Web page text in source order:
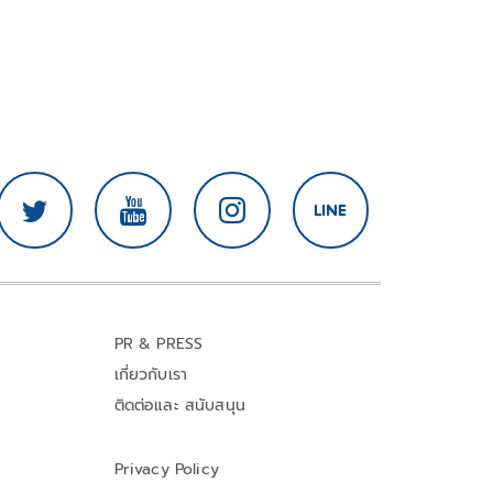
PR & PRESS
เกี่ยวกับเรา
ติดต่อและ สนับสนุน
Privacy Policy